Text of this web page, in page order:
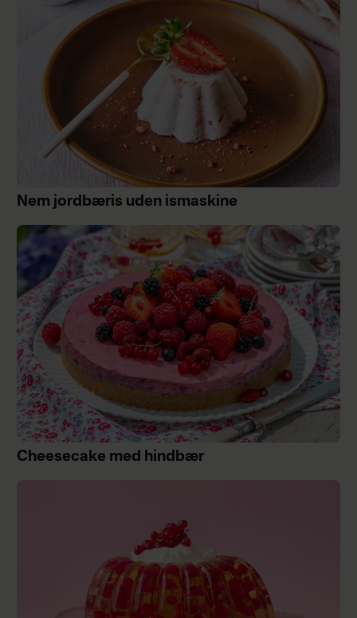
Nem jordbæris uden ismaskine
Cheesecake med hindbær